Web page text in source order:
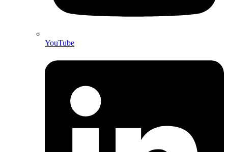
YouTube